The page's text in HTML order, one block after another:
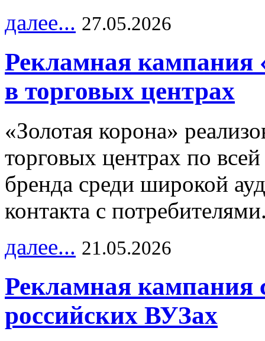
далее... 27.05.2026
Рекламная кампания
в торговых центрах
«Золотая корона»
торговых центрах по
бренда среди широкой
контакта с
далее... 21.05.2026
Рекламная кампания
российских ВУЗах